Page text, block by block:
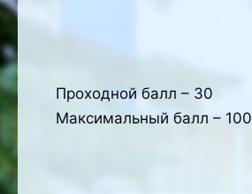
Проходной балл – 30
Максимальный балл – 100